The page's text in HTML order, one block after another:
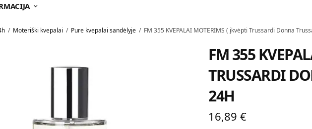
/ Moteriški kvepalai / Pure kvepalai sandėlyje / FM 355 KVEPALAI MOTERIMS ( įkvėpti Trussardi Donna
FM 355
TRUSSARDI
24H
16,89€